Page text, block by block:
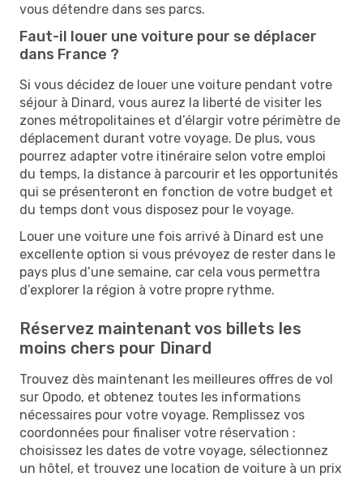
vous détendre dans ses parcs.
Faut-il louer une voiture pour se déplacer
dans France ?
Si vous décidez de louer une voiture pendant votre
séjour à Dinard, vous aurez la liberté de visiter les
zones métropolitaines et d’élargir votre périmètre de
déplacement durant votre voyage. De plus, vous
pourrez adapter votre itinéraire selon votre emploi
du temps, la distance à parcourir et les opportunités
qui se présenteront en fonction de votre budget et
du temps dont vous disposez pour le voyage.
Louer une voiture une fois arrivé à Dinard est une
excellente option si vous prévoyez de rester dans le
pays plus d’une semaine, car cela vous permettra
d’explorer la région à votre propre rythme.
Réservez maintenant vos billets les
moins chers pour Dinard
Trouvez dès maintenant les meilleures offres de vol
sur Opodo, et obtenez toutes les informations
nécessaires pour votre voyage. Remplissez vos
coordonnées pour finaliser votre réservation :
choisissez les dates de votre voyage, sélectionnez
un hôtel, et trouvez une location de voiture à un prix